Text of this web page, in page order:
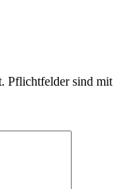
Pflichtfelder sind mit